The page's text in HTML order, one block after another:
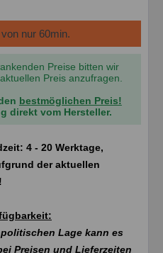
Preise bitten wir
Preis anzufragen.
bestmöglichen Preis!
direkt vom Hersteller.
4 - 20 Werktage,
der aktuellen
Lage kann es
Preisen und Lieferzeiten